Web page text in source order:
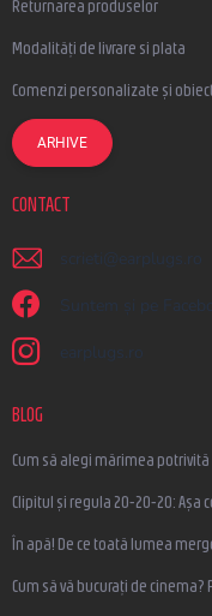
Returnarea produselor
Modalități de livrare si plata
Comenzi personalizate și
ARHIVE
CONTACT
scrieti @ earplugs.ro
Suntem și pe
earplugs.ro
BLOG
Cum să alegi mărimea
Clipitul și regula 20-20-20:
În apă! De ce toată lumea
Cum să vă bucurați de